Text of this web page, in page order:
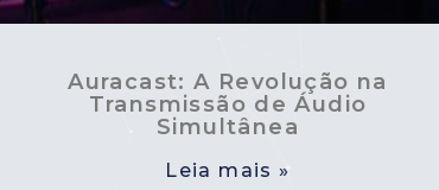
Auracast: A Revolução na
Transmissão de Áudio
Simultânea
Leia mais »